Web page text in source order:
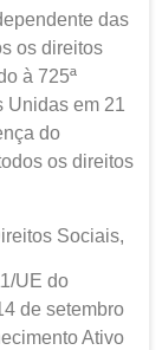
das
os direitos
à 725ª
Unidas em 21
do
os direitos
Sociais,
UE do
de setembro
Ativo